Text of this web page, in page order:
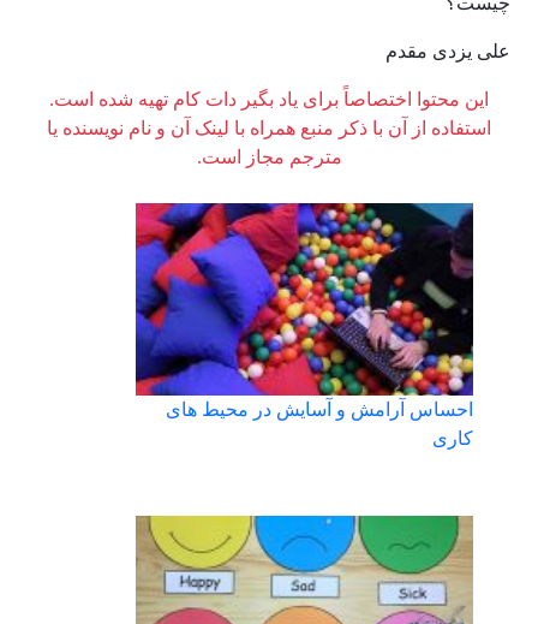
علی یزدی مقدم
این محتوا اختصاصاً برای یاد بگیر دات کام تهیه شده است.
استفاده از آن با ذکر منبع همراه با لینک آن و نام نویسنده یا
مترجم مجاز است.
احساس آرامش و آسایش در محیط‌ های
کاری